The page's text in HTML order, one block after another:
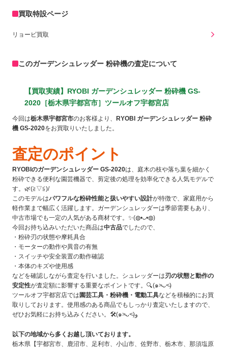
買取特設ページ
リョービ買取
このガーデンシュレッダー 粉砕機の査定について
【買取実績】RYOBI ガーデンシュレッダー 粉砕機 GS-
2020［栃木県宇都宮市］ツールオフ宇都宮店
今回は栃木県宇都宮市のお客様より、 RYOBI ガーデンシュレッダー 粉砕
機 GS-2020をお買取りいたしました。
査定のポイント
RYOBIのガーデンシュレッダー GS-2020は、庭木の枝や落ち葉を細かく
粉砕できる便利な園芸機器で、剪定後の処理を効率化できる人気モデルで
す。🌿(≧▽≦)/
このモデルはパワフルな粉砕性能と扱いやすい設計が特徴で、家庭用から
軽作業まで幅広く活躍します。ガーデンシュレッダーは季節需要もあり、
中古市場でも一定の人気がある商材です。✨(◍•ᴗ•◍)
今回お持ち込みいただいた商品は中古品でしたので、
・粉砕刃の状態や摩耗具合
・モーターの動作や異音の有無
・スイッチや安全装置の動作確認
・本体のキズや使用感
などを確認しながら査定を行いました。シュレッダーは刃の状態と動作の
安定性が査定額に影響する重要なポイントです。🔍(๑˃̵ᴗ˂̵)
ツールオフ宇都宮店では 園芸工具・粉砕機・電動工具などを積極的にお買
取りしております。使用感のある商品でもしっかり査定いたしますので、
ぜひお気軽にお持ち込みください。🛠(๑˃̵ᴗ˂̵)و
以下の地域から多くお越し頂いております。
栃木県【宇都宮市、鹿沼市、足利市、小山市、佐野市、栃木市、那須塩原